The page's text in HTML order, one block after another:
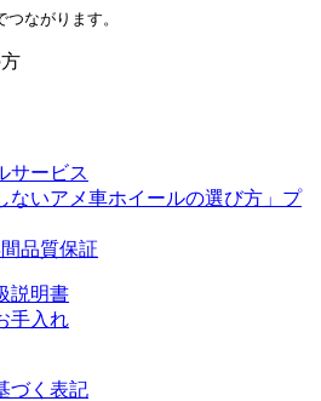
ながります。
サービス
ないアメ車ホイールの選び方」プ
品質保証
説明書
手入れ
づく表記